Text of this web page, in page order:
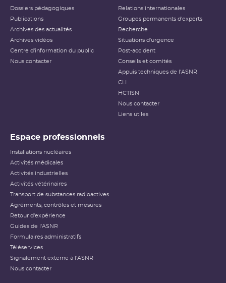
Dossiers pédagogiques
Publications
Archives des actualités
Archives vidéos
Centre d'information du public
Nous contacter
Relations internationales
Groupes permanents d'experts
Recherche
Situations d'urgence
Post-accident
Conseils et comités
Appuis techniques de l'ASNR
CLI
HCTISN
Nous contacter
Liens utiles
Espace professionnels
Installations nucléaires
Activités médicales
Activités industrielles
Activités vétérinaires
Transport de substances radioactives
Agréments, contrôles et mesures
Retour d'expérience
Guides de l'ASNR
Formulaires administratifs
Téléservices
Signalement externe à l'ASNR
Nous contacter